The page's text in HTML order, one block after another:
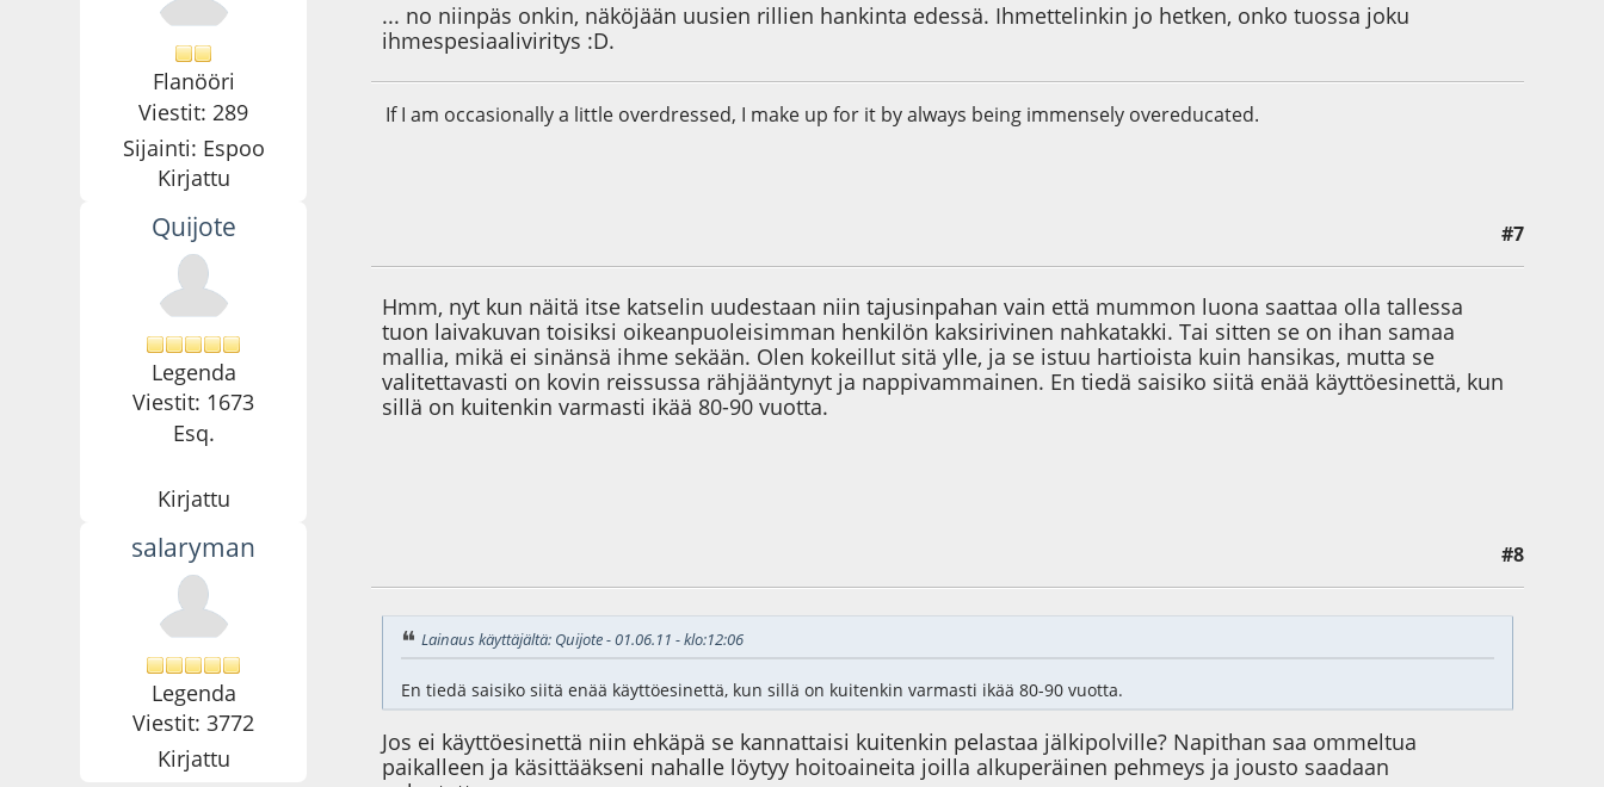
Flanööri
Viestit: 289
Sijainti: Espoo
Kirjattu
... no niinpäs onkin, näköjään uusien rillien hankinta edessä. Ihmettelinkin jo hetken, onko tuossa joku
ihmespesiaaliviritys :D.
If I am occasionally a little overdressed, I make up for it by always being immensely overeducated.
Quijote
Legenda
Viestit: 1673
Esq.
Kirjattu
#7
Hmm, nyt kun näitä itse katselin uudestaan niin tajusinpahan vain että mummon luona saattaa olla tallessa
tuon laivakuvan toisiksi oikeanpuoleisimman henkilön kaksirivinen nahkatakki. Tai sitten se on ihan samaa
mallia, mikä ei sinänsä ihme sekään. Olen kokeillut sitä ylle, ja se istuu hartioista kuin hansikas, mutta se
valitettavasti on kovin reissussa rähjääntynyt ja nappivammainen. En tiedä saisiko siitä enää käyttöesinettä, kun
sillä on kuitenkin varmasti ikää 80-90 vuotta.
salaryman
Legenda
Viestit: 3772
Kirjattu
#8
Lainaus käyttäjältä: Quijote - 01.06.11 - klo:12:06
En tiedä saisiko siitä enää käyttöesinettä, kun sillä on kuitenkin varmasti ikää 80-90 vuotta.
Jos ei käyttöesinettä niin ehkäpä se kannattaisi kuitenkin pelastaa jälkipolville? Napithan saa ommeltua
paikalleen ja käsittääkseni nahalle löytyy hoitoaineita joilla alkuperäinen pehmeys ja jousto saadaan